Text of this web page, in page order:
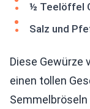
½ Teelöffel
Salz und
Diese Gewürze
einen tollen